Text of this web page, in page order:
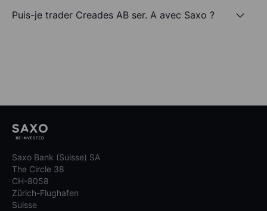
Puis-je trader Creades AB ser. A avec Saxo ?
Saxo Bank (Suisse) SA
The Circle 38
CH-8058
Zürich-Flughafen
Suisse